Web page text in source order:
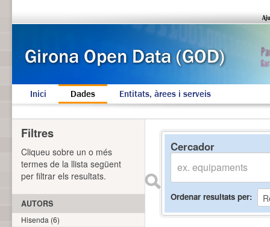
Inici Dades Entitats, àrees i serveis
Cercador
Ordenar resultats per
Filtres
Cliqueu sobre un o més
termes de la llista següent
per filtrar els resultats.
AUTORS
Hisenda (6)